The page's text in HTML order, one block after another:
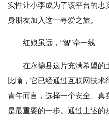
实性让小李成为了该平台的
身朋友加入这一寻爱之旅。
红娘虽远，“智”牵一线
在永德县这片充满希望的
比喻，它已经通过互联网技
青年而言，选择一个安全、
是最重要的一步。通过上述的